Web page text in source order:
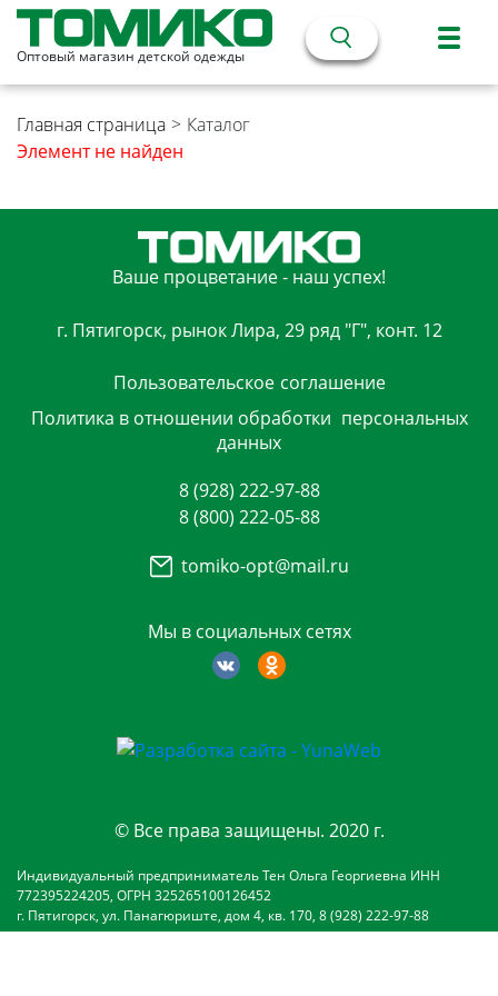
Оптовый магазин детской одежды
Главная страница > Каталог
Элемент не найден
Ваше процветание - наш успех!
г. Пятигорск, рынок Лира, 29 ряд "Г", конт. 12
Пользовательское соглашение
Политика в отношении обработки персональных
данных
Мы в социальных сетях
8 (928) 222-97-88
8 (800) 222-05-88
tomiko-opt@mail.ru
© Все права защищены. 2020 г.
Индивидуальный предприниматель Тен Ольга Георгиевна ИНН
772395224205, ОГРН 325265100126452
г. Пятигорск, ул. Панагюриште, дом 4, кв. 170, 8 (928) 222-97-88